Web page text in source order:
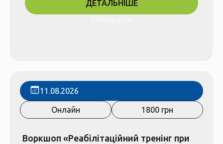
ДЕТАЛЬНІШЕ
11.08.2026
Онлайн 1800 грн
Воркшоп «Реабілітаційний тренінг при